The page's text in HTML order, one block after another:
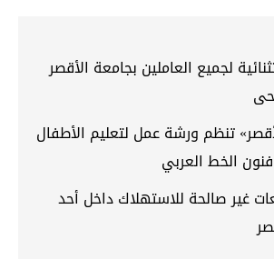
لجميع العاملين بجامعة الأقصر
تنظم ورشة عمل لتعليم الأطفال
الخط العربي
غير صالحة للاستهلاك داخل أحد